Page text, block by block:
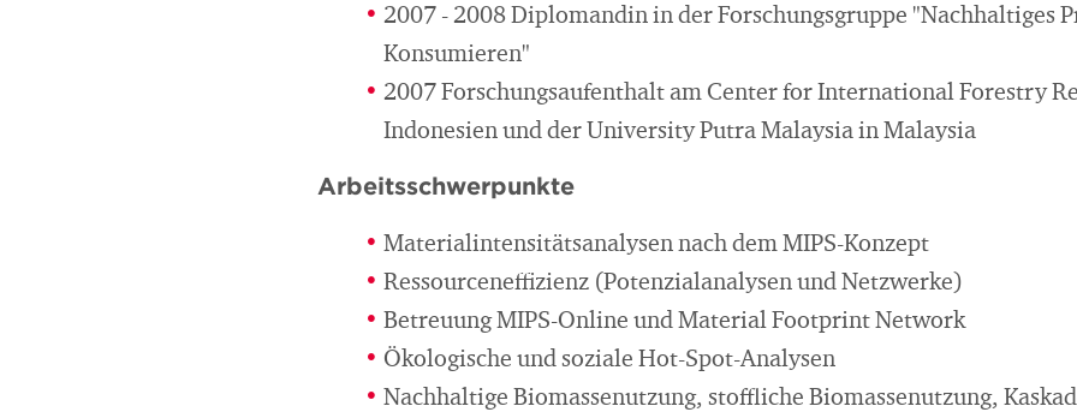
2007 - 2008 Diplomandin in der Forschungsgruppe "Nachhaltiges
Konsumieren"
2007 Forschungsaufenthalt am Center for International Forestry
Indonesien und der University Putra Malaysia in Malaysia
Arbeitsschwerpunkte
Materialintensitätsanalysen nach dem MIPS-Konzept
Ressourceneffizienz (Potenzialanalysen und Netzwerke)
Betreuung MIPS-Online und Material Footprint Network
Ökologische und soziale Hot-Spot-Analysen
Nachhaltige Biomassenutzung, stoffliche Biomassenutzung,